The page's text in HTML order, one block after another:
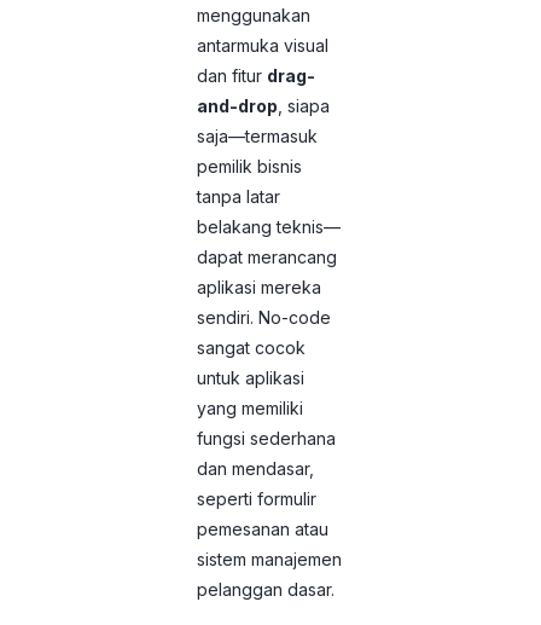
menggunakan
antarmuka visual
dan fitur drag-
and-drop , siapa
saja—termasuk
pemilik bisnis
tanpa latar
belakang teknis—
dapat merancang
aplikasi mereka
sendiri. No-code
sangat cocok
untuk aplikasi
yang memiliki
fungsi sederhana
dan mendasar,
seperti formulir
pemesanan atau
sistem manajemen
pelanggan dasar.